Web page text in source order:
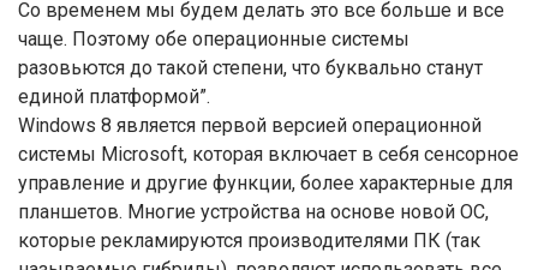
Со временем мы будем делать это все больше и все
чаще. Поэтому обе операционные системы
разовьются до такой степени, что буквально станут
единой платформой”.
Windows 8 является первой версией операционной
системы Microsoft, которая включает в себя сенсорное
управление и другие функции, более характерные для
планшетов. Многие устройства на основе новой ОС,
которые рекламируются производителями ПК (так